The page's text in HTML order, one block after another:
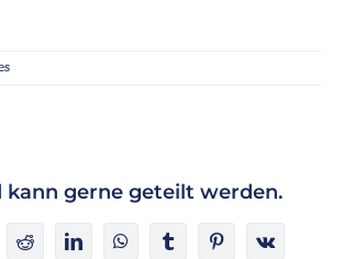
kann gerne geteilt werden.
RedditLinkedInWhatsAppTumblrPinterest
Vk